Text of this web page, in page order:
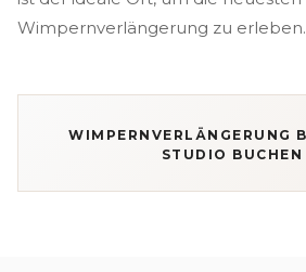
Wimpernverlängerung zu erleben.
WIMPERNVERLÄNGERUNG
STUDIO BUCHEN